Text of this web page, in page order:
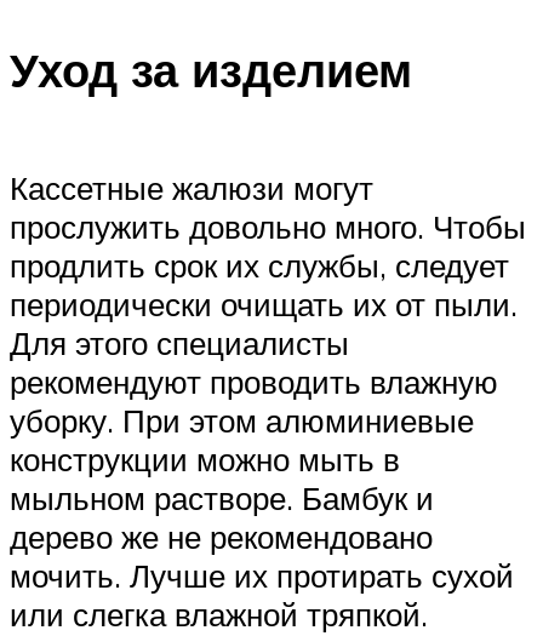
Уход за изделием
Кассетные жалюзи могут
прослужить довольно много. Чтобы
продлить срок их службы, следует
периодически очищать их от пыли.
Для этого специалисты
рекомендуют проводить влажную
уборку. При этом алюминиевые
конструкции можно мыть в
мыльном растворе. Бамбук и
дерево же не рекомендовано
мочить. Лучше их протирать сухой
или слегка влажной тряпкой.